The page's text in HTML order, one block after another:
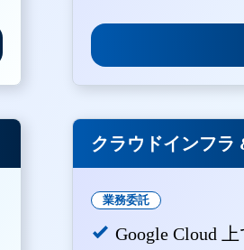
クラウドインフラ
業務委託
Google Cloud